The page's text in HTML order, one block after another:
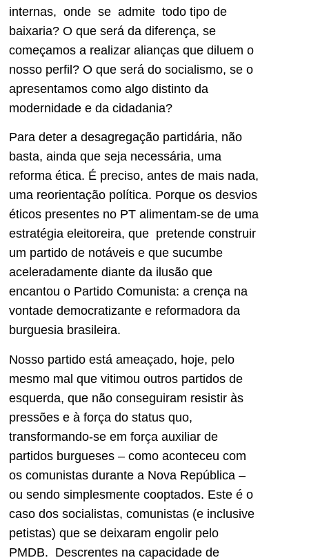
internas, onde se admite todo tipo de
baixaria? O que será da diferença, se
começamos a realizar alianças que diluem o
nosso perfil? O que será do socialismo, se o
apresentamos como algo distinto da
modernidade e da cidadania?
Para deter a desagregação partidária, não
basta, ainda que seja necessária, uma
reforma ética. É preciso, antes de mais nada,
uma reorientação política. Porque os desvios
éticos presentes no PT alimentam-se de uma
estratégia eleitoreira, que pretende construir
um partido de notáveis e que sucumbe
aceleradamente diante da ilusão que
encantou o Partido Comunista: a crença na
vontade democratizante e reformadora da
burguesia brasileira.
Nosso partido está ameaçado, hoje, pelo
mesmo mal que vitimou outros partidos de
esquerda, que não conseguiram resistir às
pressões e à força do status quo,
transformando-se em força auxiliar de
partidos burgueses – como aconteceu com
os comunistas durante a Nova República –
ou sendo simplesmente cooptados. Este é o
caso dos socialistas, comunistas (e inclusive
petistas) que se deixaram engolir pelo
PMDB. Descrentes na capacidade de